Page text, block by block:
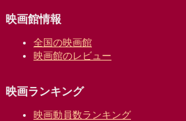
映画館情報
全国の映画館
映画館のレビュー
映画ランキング
映画動員数ランキング